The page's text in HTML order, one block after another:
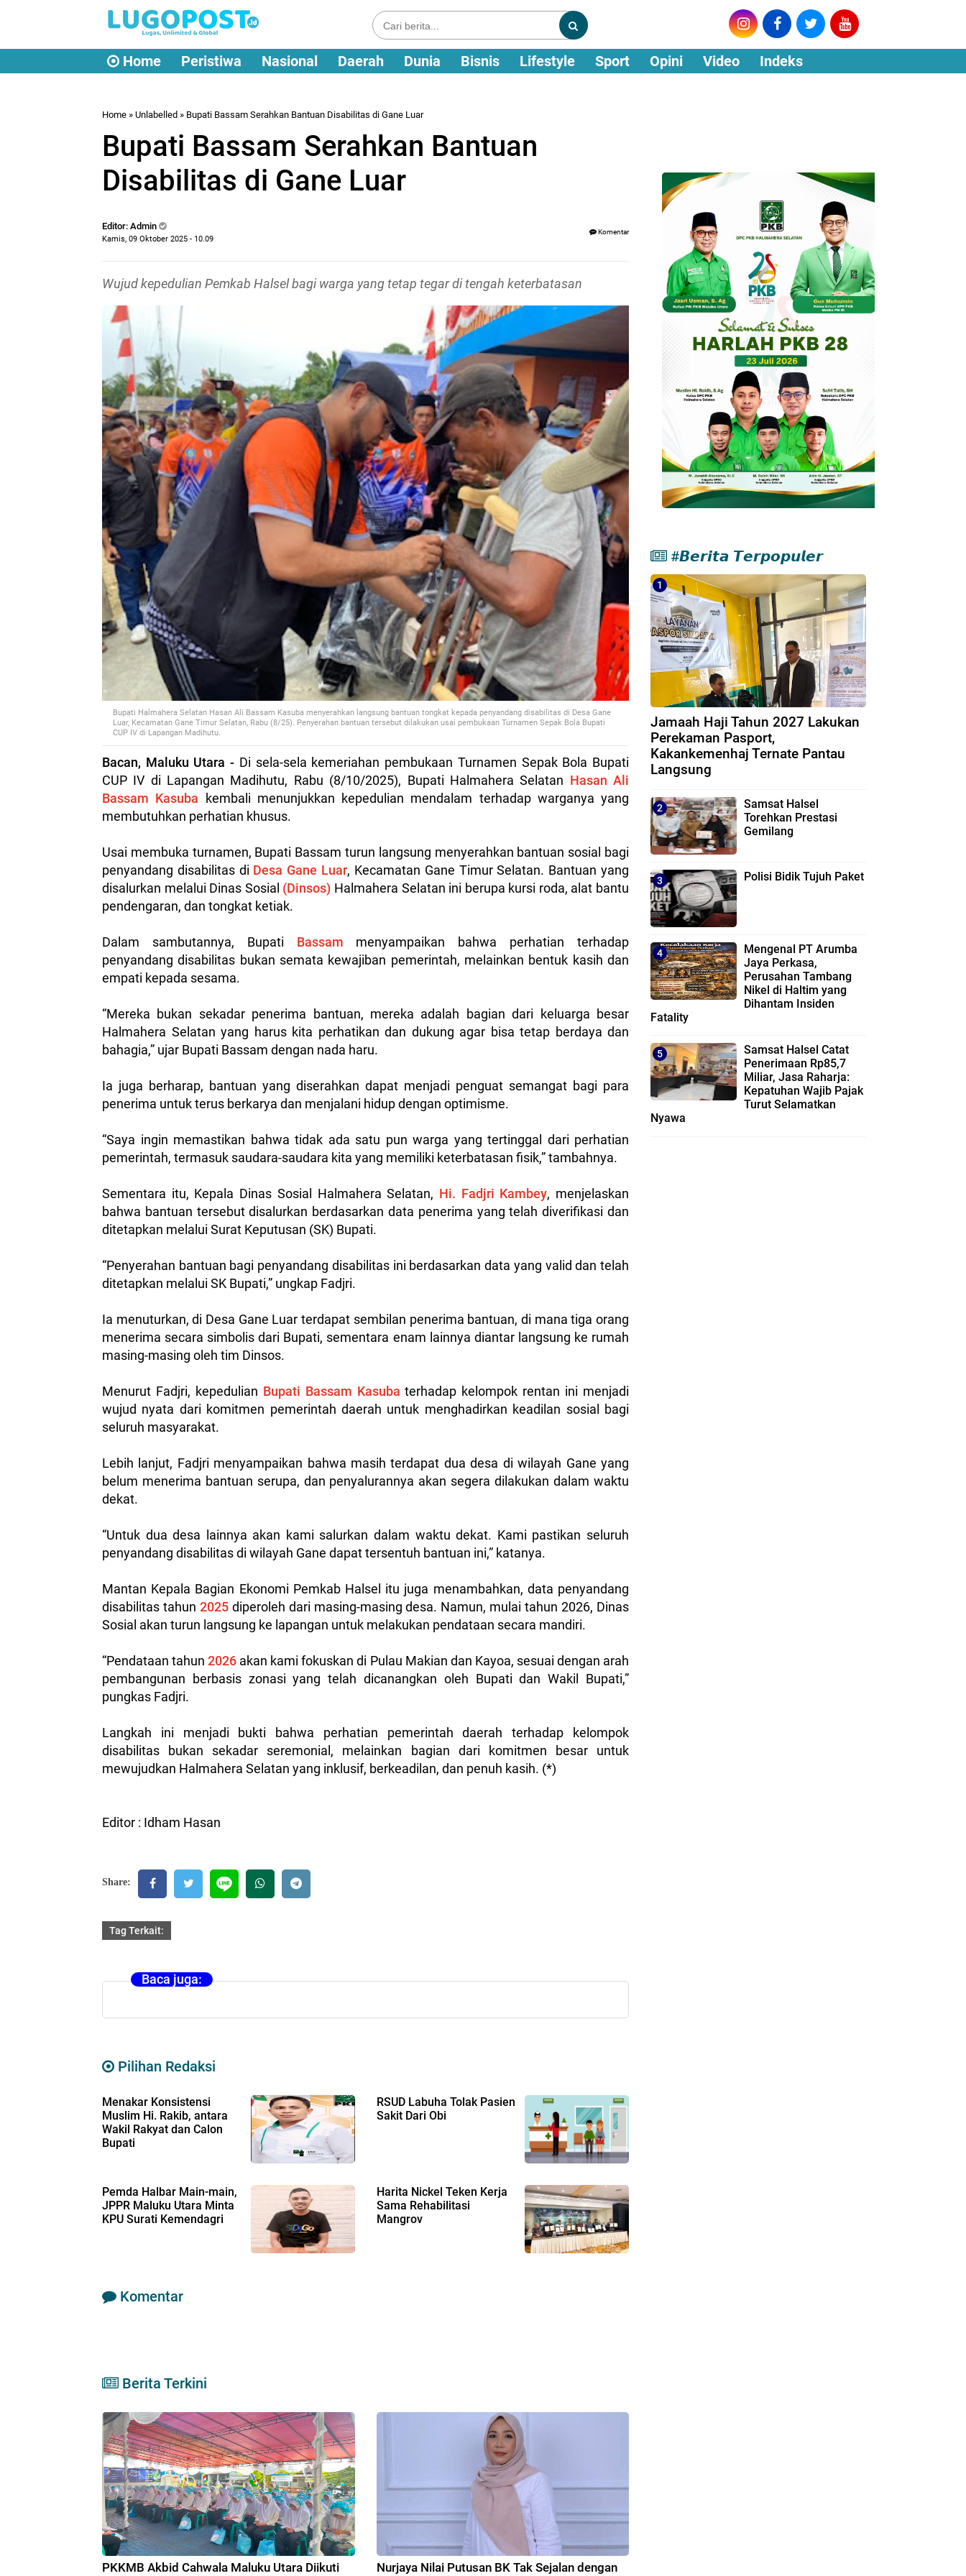
Home Peristiwa Nasional Daerah Dunia Bisnis Lifestyle Sport Opini Video Indeks
Home » Unlabelled » Bupati Bassam Serahkan Bantuan Disabilitas di Gane Luar
Bupati Bassam Serahkan Bantuan
Disabilitas di Gane Luar
Editor: Admin
Kamis, 09 Oktober 2025 - 10.09
Komentar
Wujud kepedulian Pemkab Halsel bagi warga yang tetap tegar di tengah keterbatasan
Bupati Halmahera Selatan Hasan Ali Bassam Kasuba menyerahkan langsung bantuan tongkat kepada penyandang disabilitas di Desa Gane
Luar, Kecamatan Gane Timur Selatan, Rabu (8/25). Penyerahan bantuan tersebut dilakukan usai pembukaan Turnamen Sepak Bola Bupati
CUP IV di Lapangan Madihutu.
Bacan, Maluku Utara - Di sela-sela kemeriahan pembukaan Turnamen Sepak Bola Bupati
CUP IV di Lapangan Madihutu, Rabu (8/10/2025), Bupati Halmahera Selatan Hasan Ali
Bassam Kasuba kembali menunjukkan kepedulian mendalam terhadap warganya yang
membutuhkan perhatian khusus.
Usai membuka turnamen, Bupati Bassam turun langsung menyerahkan bantuan sosial bagi
penyandang disabilitas di Desa Gane Luar, Kecamatan Gane Timur Selatan. Bantuan yang
disalurkan melalui Dinas Sosial (Dinsos) Halmahera Selatan ini berupa kursi roda, alat bantu
pendengaran, dan tongkat ketiak.
Dalam sambutannya, Bupati Bassam menyampaikan bahwa perhatian terhadap
penyandang disabilitas bukan semata kewajiban pemerintah, melainkan bentuk kasih dan
empati kepada sesama.
“Mereka bukan sekadar penerima bantuan, mereka adalah bagian dari keluarga besar
Halmahera Selatan yang harus kita perhatikan dan dukung agar bisa tetap berdaya dan
bahagia,” ujar Bupati Bassam dengan nada haru.
Ia juga berharap, bantuan yang diserahkan dapat menjadi penguat semangat bagi para
penerima untuk terus berkarya dan menjalani hidup dengan optimisme.
“Saya ingin memastikan bahwa tidak ada satu pun warga yang tertinggal dari perhatian
pemerintah, termasuk saudara-saudara kita yang memiliki keterbatasan fisik,” tambahnya.
Sementara itu, Kepala Dinas Sosial Halmahera Selatan, Hi. Fadjri Kambey, menjelaskan
bahwa bantuan tersebut disalurkan berdasarkan data penerima yang telah diverifikasi dan
ditetapkan melalui Surat Keputusan (SK) Bupati.
“Penyerahan bantuan bagi penyandang disabilitas ini berdasarkan data yang valid dan telah
ditetapkan melalui SK Bupati,” ungkap Fadjri.
Ia menuturkan, di Desa Gane Luar terdapat sembilan penerima bantuan, di mana tiga orang
menerima secara simbolis dari Bupati, sementara enam lainnya diantar langsung ke rumah
masing-masing oleh tim Dinsos.
Menurut Fadjri, kepedulian Bupati Bassam Kasuba terhadap kelompok rentan ini menjadi
wujud nyata dari komitmen pemerintah daerah untuk menghadirkan keadilan sosial bagi
seluruh masyarakat.
Lebih lanjut, Fadjri menyampaikan bahwa masih terdapat dua desa di wilayah Gane yang
belum menerima bantuan serupa, dan penyalurannya akan segera dilakukan dalam waktu
dekat.
“Untuk dua desa lainnya akan kami salurkan dalam waktu dekat. Kami pastikan seluruh
penyandang disabilitas di wilayah Gane dapat tersentuh bantuan ini,” katanya.
Mantan Kepala Bagian Ekonomi Pemkab Halsel itu juga menambahkan, data penyandang
disabilitas tahun 2025diperoleh dari masing-masing desa. Namun, mulai tahun 2026, Dinas
Sosial akan turun langsung ke lapangan untuk melakukan pendataan secara mandiri.
“Pendataan tahun2026 akan kami fokuskan di Pulau Makian dan Kayoa, sesuai dengan arah
pembangunan berbasis zonasi yang telah dicanangkan oleh Bupati dan Wakil Bupati,”
pungkas Fadjri.
Langkah ini menjadi bukti bahwa perhatian pemerintah daerah terhadap kelompok
disabilitas bukan sekadar seremonial, melainkan bagian dari komitmen besar untuk
mewujudkan Halmahera Selatan yang inklusif, berkeadilan, dan penuh kasih. (*)
Editor : Idham Hasan
Share:
Tag Terkait:
Baca juga:
Pilihan Redaksi
Menakar Konsistensi
Muslim Hi. Rakib, antara
Wakil Rakyat dan Calon
Bupati
RSUD Labuha Tolak Pasien
Sakit Dari Obi
Pemda Halbar Main-main,
JPPR Maluku Utara Minta
KPU Surati Kemendagri
Harita Nickel Teken Kerja
Sama Rehabilitasi
Mangrov
Komentar
Berita Terkini
PKKMB Akbid Cahwala Maluku Utara Diikuti Nurjaya Nilai Putusan BK Tak Sejalan dengan
#𝘽𝙚𝙧𝙞𝙩𝙖 𝙏𝙚𝙧𝙥𝙤𝙥𝙪𝙡𝙚𝙧
Jamaah Haji Tahun 2027 Lakukan
Perekaman Pasport,
Kakankemenhaj Ternate Pantau
Langsung
Samsat Halsel
Torehkan Prestasi
Gemilang
Polisi Bidik Tujuh Paket
Mengenal PT Arumba
Jaya Perkasa,
Perusahan Tambang
Nikel di Haltim yang
Dihantam Insiden
Fatality
Samsat Halsel Catat
Penerimaan Rp85,7
Miliar, Jasa Raharja:
Kepatuhan Wajib Pajak
Turut Selamatkan
Nyawa